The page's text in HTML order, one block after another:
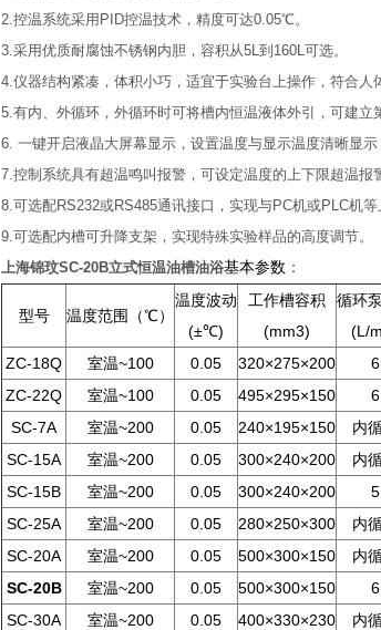
2.控温系统采用PID控温技术，精度可达0.05℃。
3.采用优质耐腐蚀不锈钢内胆，容积从5L到160L可选。
4.仪器结构紧凑，体积小巧，适宜于实验台上操作，符合人
5.有内、外循环，外循环时可将槽内恒温液体外引，可建立
6. 一键开启液晶大屏幕显示，设置温度与显示温度清晰显示
7.控制系统具有超温鸣叫报警，可设定温度的上下限超温报
8.可选配RS232或RS485通讯接口，实现与PC机或PLC机
9.可选配内槽可升降支架，实现特殊实验样品的高度调节。
上海锦玟SC-20B立式恒温油槽油浴基本参数 ：
型号 温度范围（℃）
温度波动
(±℃)
工作槽容积
(mm3)
循环
(L/
ZC-18Q
室温~100 0.05 320×275×200 6
ZC-22Q
室温~100 0.05 495×295×150 6
SC-7A
室温~200 0.05 240×195×150 内
SC-15A
室温~200 0.05 300×240×200 内
SC-15B
室温~200 0.05 300×240×200 5
SC-25A
室温~200 0.05 280×250×300 内
SC-20A
室温~200 0.05 500×300×150 内
SC-20B
室温~200 0.05 500×300×150 6
SC-30A
室温~200 0.05 400×330×230 内